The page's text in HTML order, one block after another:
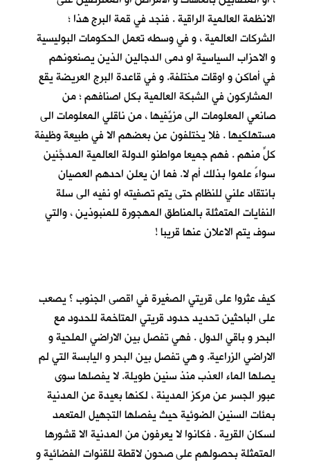
الانظمة العالمية الراقية . فنجد في قمة البرج هذا ؛
الشركات العالمية ، و في وسطه تعمل الحكومات البوليسية
و الاحزاب السياسية او دمى الدجالين الذين يصنعونهم
في أماكن و اوقات مختلفة. و في قاعدة البرج العريضة يقع
المشاركون في الشبكة العالمية بكل اصنافهم ؛ من
صانعي المعلومات الى مزيِّفيها ، من ناقلي المعلومات الى
مستهلكيها . فلا يختلفون عن بعضهم الا في طبيعة وظيفة
كلٍّ منهم . فهم جميعا مواطنو الدولة العالمية المدجَّنين
سواءً علموا بذلك أم لا. فما ان يعلن احدهم العصيان
بانتقاد علني للنظام حتى يتم تصفيته او نفيه الى سلة
النفايات المتمثلة بالمناطق المهجورة للمنبوذين ، والتي
سوف يتم الاعلان عنها قريبا !
كيف عثروا على قريتي الصغيرة في اقصى الجنوب ؟ يصعب
على الباحثين تحديد حدود قريتي المتاخمة للحدود مع
البحر و باقي الدول . فهي تفصل بين الاراضي الملحية و
الاراضي الزراعية. و هي تفصل بين البحر و اليابسة التي لم
يصلها الماء العذب منذ سنين طويلة. لا يفصلها سوى
عبور الجسر عن مركز المدينة ، لكنها بعيدة عن المدنية
بمئات السنين الضوئية حيث يفصلها التجهيل المتعمد
لسكان القرية . فكانوا لا يعرفون من المدنية الا قشورها
المتمثلة بحصولهم على صحون لاقطة للقنوات الفضائية و